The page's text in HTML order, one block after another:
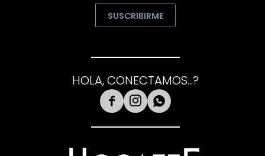
SUSCRIBIRME
HOLA, CONECTAMOS...?
  